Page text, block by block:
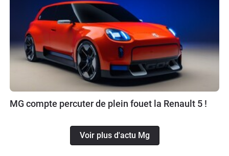
MG compte percuter de plein fouet la Renault 5 !
Voir plus d'actu Mg